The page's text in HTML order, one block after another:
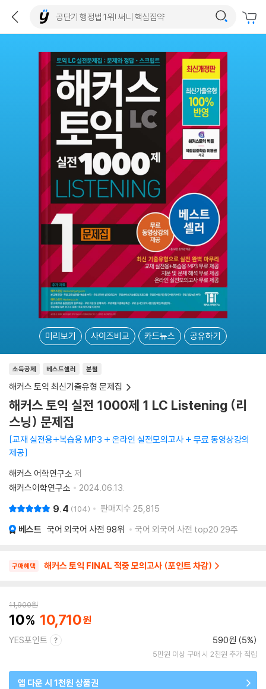
미리보기 사이즈비교 카드뉴스 공유하기
소득공제 베스트셀러 분철
해커스 토익 최신기출유형 문제집
해커스 토익 실전 1000제 1 LC Listening (리
스닝) 문제집
교재 실전용+복습용 MP3 + 온라인 실전모의고사 + 무료 동영상강의
제공
해커스 어학연구소 저
해커스어학연구소
2024.06.13.
9.4 104 판매지수 25,815
베스트 국어 외국어 사전 98위 국어 외국어 사전 top20 29주
구매혜택 해커스 토익 FINAL 적중 모의고사 (포인트 차감)
11,900원
10 10,710
YES포인트 590원 (5%)
5만원 이상 구매 시 2천원 추가 적립
앱 다운 시 1천원 상품권